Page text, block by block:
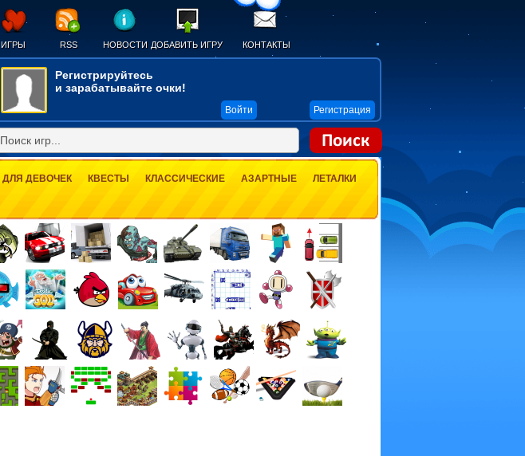
ИГРЫ RSS НОВОСТИ ДОБАВИТЬ ИГРУ КОНТАКТЫ
Регистрируйтесь
и зарабатывайте очки!
Войти Регистрация
ДЛЯ ДЕВОЧЕК КВЕСТЫ КЛАССИЧЕСКИЕ АЗАРТНЫЕ
ЛЕТАЛКИ